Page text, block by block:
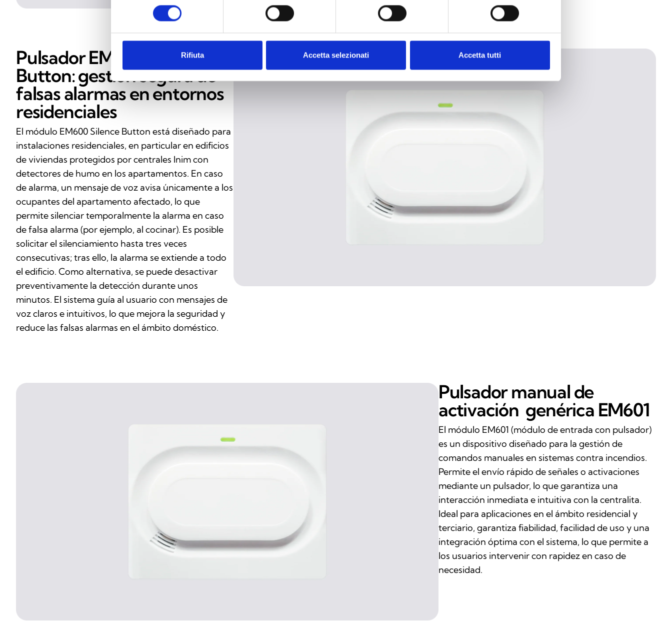
Rifiuta Accetta selezionati Accetta tutti
Pulsador EM600 Silence
Button: gestión segura de
falsas alarmas en entornos
residenciales
El módulo EM600 Silence Button está diseñado para
instalaciones residenciales, en particular en edificios
de viviendas protegidos por centrales Inim con
detectores de humo en los apartamentos. En caso
de alarma, un mensaje de voz avisa únicamente a los
ocupantes del apartamento afectado, lo que
permite silenciar temporalmente la alarma en caso
de falsa alarma (por ejemplo, al cocinar). Es posible
solicitar el silenciamiento hasta tres veces
consecutivas; tras ello, la alarma se extiende a todo
el edificio. Como alternativa, se puede desactivar
preventivamente la detección durante unos
minutos. El sistema guía al usuario con mensajes de
voz claros e intuitivos, lo que mejora la seguridad y
reduce las falsas alarmas en el ámbito doméstico.
Pulsador manual de
activación genérica EM601
El módulo EM601 (módulo de entrada con pulsador)
es un dispositivo diseñado para la gestión de
comandos manuales en sistemas contra incendios.
Permite el envío rápido de señales o activaciones
mediante un pulsador, lo que garantiza una
interacción inmediata e intuitiva con la centralita.
Ideal para aplicaciones en el ámbito residencial y
terciario, garantiza fiabilidad, facilidad de uso y una
integración óptima con el sistema, lo que permite a
los usuarios intervenir con rapidez en caso de
necesidad.